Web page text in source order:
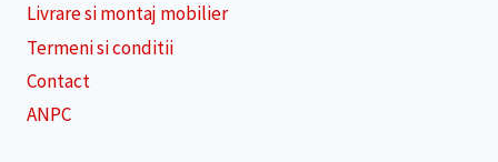
Livrare si montaj mobilier
Termeni si conditii
Contact
ANPC